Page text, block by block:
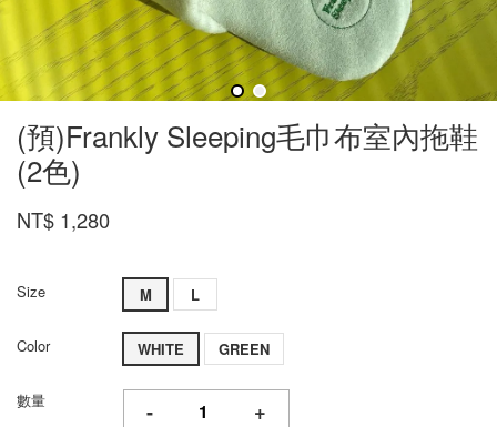
(預)Frankly Sleeping毛巾布室內拖鞋
(2色)
NT$ 1,280
Size M L
Color WHITE GREEN
數量 - +